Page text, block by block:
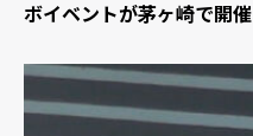
ボイベントが茅ヶ崎で開催